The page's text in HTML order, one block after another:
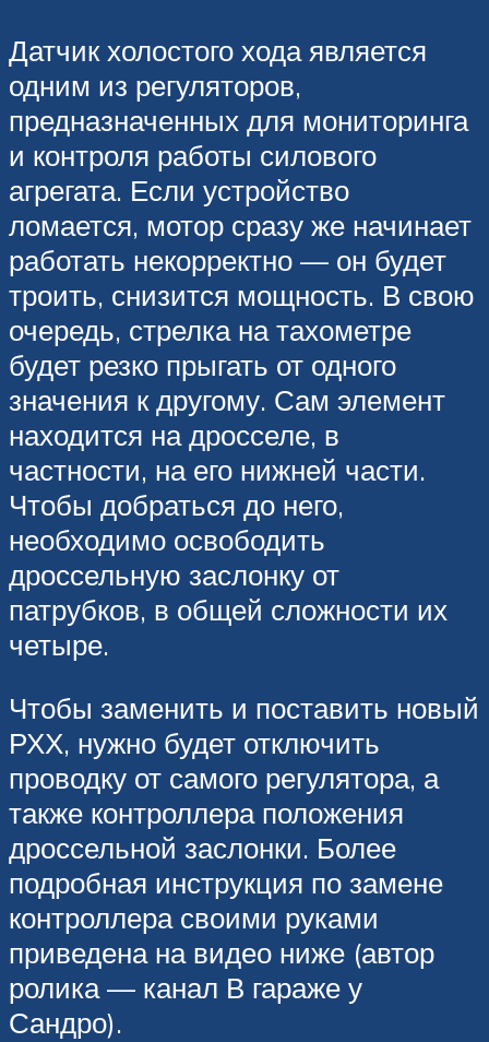
Датчик холостого хода является
одним из регуляторов,
предназначенных для мониторинга
и контроля работы силового
агрегата. Если устройство
ломается, мотор сразу же начинает
работать некорректно — он будет
троить, снизится мощность. В свою
очередь, стрелка на тахометре
будет резко прыгать от одного
значения к другому. Сам элемент
находится на дросселе, в
частности, на его нижней части.
Чтобы добраться до него,
необходимо освободить
дроссельную заслонку от
патрубков, в общей сложности их
четыре.
Чтобы заменить и поставить новый
РХХ, нужно будет отключить
проводку от самого регулятора, а
также контроллера положения
дроссельной заслонки. Более
подробная инструкция по замене
контроллера своими руками
приведена на видео ниже (автор
ролика — канал В гараже у
Сандро).